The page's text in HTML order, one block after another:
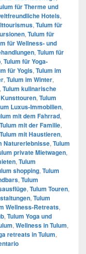
für Therme und
Hotels,
, Tulum für
, Tulum für
für Wellness- und
, Tulum für
, Tulum für Yoga-
für Yogis, Tulum im
, Tulum im Winter,
, Tulum kulinarische
, Tulum
Luxus-Immobilien,
mit dem Fahrrad,
Tulum mit der Familie,
Tulum mit Haustieren,
Naturerlebnisse, Tulum
private Mietwagen,
, Tulum
shopping, Tulum
, Tulum
, Tulum Touren,
, Tulum
Wellness-Retreats,
, Tulum Yoga und
, Wellness in Tulum,
retreats in Tulum,